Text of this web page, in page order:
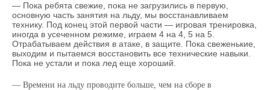
— Пока ребята свежие, пока не загрузились в первую,
основную часть занятия на льду, мы восстанавливаем
технику. Под конец этой первой части — игровая тренировка,
иногда в усеченном режиме, играем 4 на 4, 5 на 5.
Отрабатываем действия в атаке, в защите. Пока свеженькие,
выходим и пытаемся восстановить все технические навыки.
Пока не устали и пока лед еще хороший.
— Времени на льду проводите больше, чем на сборе в